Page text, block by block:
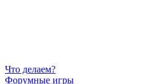
Что делаем?
Форумные игры